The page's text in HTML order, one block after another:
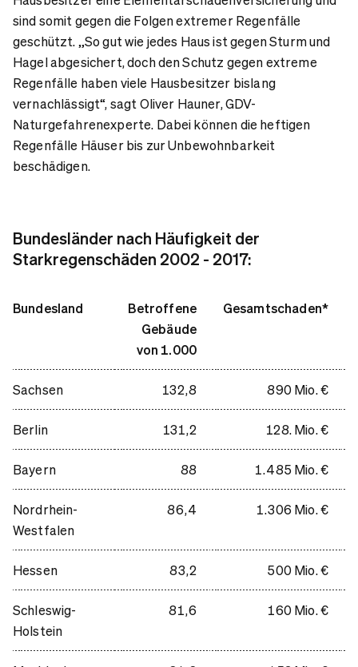
sind somit gegen die Folgen extremer Regenfälle
geschützt. „So gut wie jedes Haus ist gegen Sturm und
Hagel abgesichert, doch den Schutz gegen extreme
Regenfälle haben viele Hausbesitzer bislang
vernachlässigt“, sagt Oliver Hauner, GDV-
Naturgefahrenexperte. Dabei können die heftigen
Regenfälle Häuser bis zur Unbewohnbarkeit
beschädigen.
Bundesländer nach Häufigkeit der
Starkregenschäden 2002 - 2017:
Bundesland
Betroffene
Gebäude
von 1.000
Gesamtschaden*
Sachsen 132,8 890 Mio. €
Berlin 131,2 128. Mio. €
Bayern 88 1.485 Mio. €
Nordrhein-
Westfalen
86,4 1.306 Mio. €
Hessen 83,2 500 Mio. €
Schleswig-
Holstein
81,6 160 Mio. €